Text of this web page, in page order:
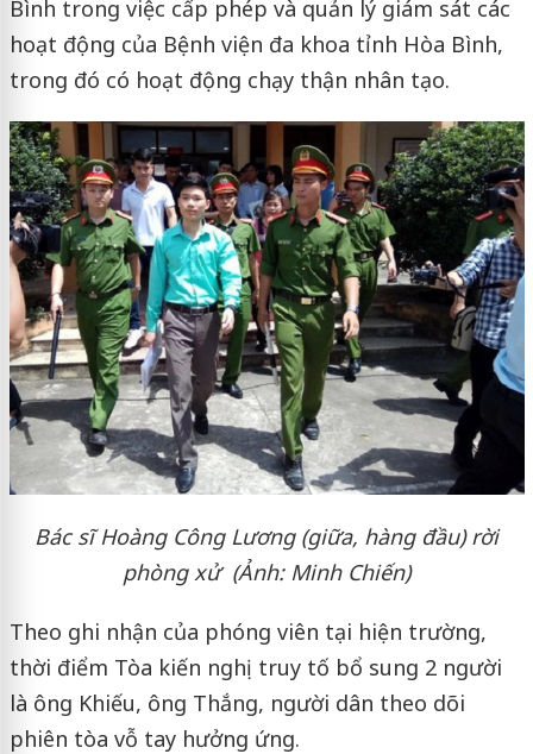
Bình trong việc cấp phép và quản lý giám sát các
hoạt động của Bệnh viện đa khoa tỉnh Hòa Bình,
trong đó có hoạt động chạy thận nhân tạo.
Bác sĩ Hoàng Công Lương (giữa, hàng đầu) rời
phòng xử (Ảnh: Minh Chiến)
Theo ghi nhận của phóng viên tại hiện trường,
thời điểm Tòa kiến nghị truy tố bổ sung 2 người
là ông Khiếu, ông Thắng, người dân theo dõi
phiên tòa vỗ tay hưởng ứng.